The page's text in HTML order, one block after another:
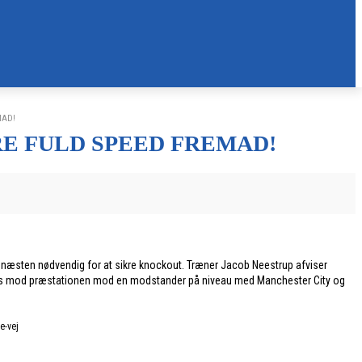
FULD SPEED FREMAD!
nødvendig for at sikre knockout. Træner Jacob Neestrup afviser
præstationen mod en modstander på niveau med Manchester City og
vej